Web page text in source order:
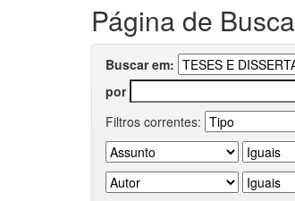
Página de Busca
Buscar em:
por
Filtros correntes: